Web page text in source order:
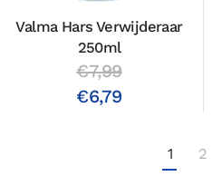
Valma Hars Verwijderaar
250ml
€7,99
€6,79
1 2